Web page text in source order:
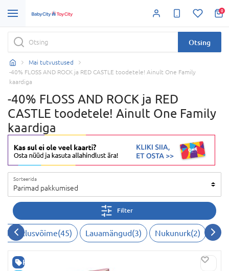
0
Otsing
Mai tutvustused
-40% FLOSS AND ROCK ja RED CASTLE toodetele! Ainult One Family
kaardiga
-40% FLOSS AND ROCK ja RED
CASTLE toodetele! Ainult One Family
kaardiga
Sorteerida
Parimad pakkumised
Filter
kujutlusvõime(45) Lauamängud(3) Nukunurk(2)
HEA HIND